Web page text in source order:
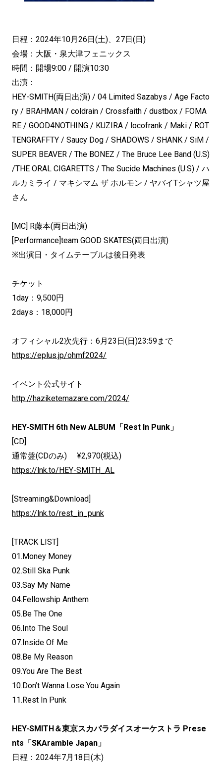
日程：2024年10月26日(土)、27日(日)
会場：大阪・泉大津フェニックス
時間：開場9:00 / 開演10:30
出演：
HEY-SMITH(両日出演) / 04 Limited Sazabys / Age Facto
ry / BRAHMAN / coldrain / Crossfaith / dustbox / FOMA
RE / GOOD4NOTHING / KUZIRA / locofrank / Maki / ROT
TENGRAFFTY / Saucy Dog / SHADOWS / SHANK / SiM /
SUPER BEAVER / The BONEZ / The Bruce Lee Band (U.S)
/THE ORAL CIGARETTS / The Sucide Machines (U.S) / ハ
ルカミライ / マキシマム ザ ホルモン / ヤバイTシャツ屋
さん
[MC] R藤本(両日出演)
[Performance]team GOOD SKATES(両日出演)
※出演日・タイムテーブルは後日発表
チケット
1day：9,500円
2days：18,000円
オフィシャル2次先行：6月23日(日)23:59まで
https://eplus.jp/ohmf2024/
イベント公式サイト
http://haziketemazare.com/2024/
HEY-SMITH 6th New ALBUM「Rest In Punk」
[CD]
通常盤(CDのみ) ¥2,970(税込)
https://lnk.to/HEY-SMITH_AL
[Streaming&Download]
https://lnk.to/rest_in_punk
[TRACK LIST]
01.Money Money
02.Still Ska Punk
03.Say My Name
04.Fellowship Anthem
05.Be The One
06.Into The Soul
07.Inside Of Me
08.Be My Reason
09.You Are The Best
10.Don’t Wanna Lose You Again
11.Rest In Punk
HEY-SMITH＆東京スカパラダイスオーケストラ Prese
nts「SKAramble Japan」
日程：2024年7月18日(木)